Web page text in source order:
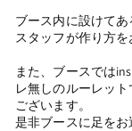
ブース内に設けてあ
スタッフが作り方を
また、ブースでは
レ無しのルーレッ
ございます。
是非ブースに足をお